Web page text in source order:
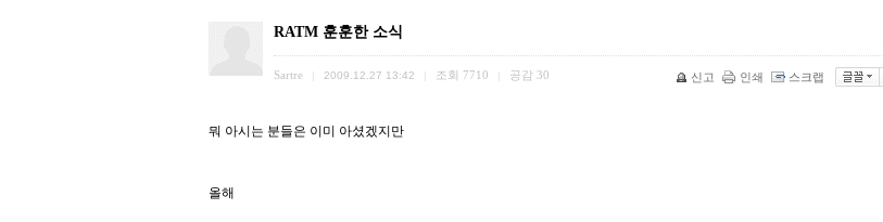
RATM 훈훈한 소식
Sartre 2009.12.27 13:42 조회 7710 공감 30 신고 인쇄 스크랩
뭐 아시는 분들은 이미 아셨겠지만
올해